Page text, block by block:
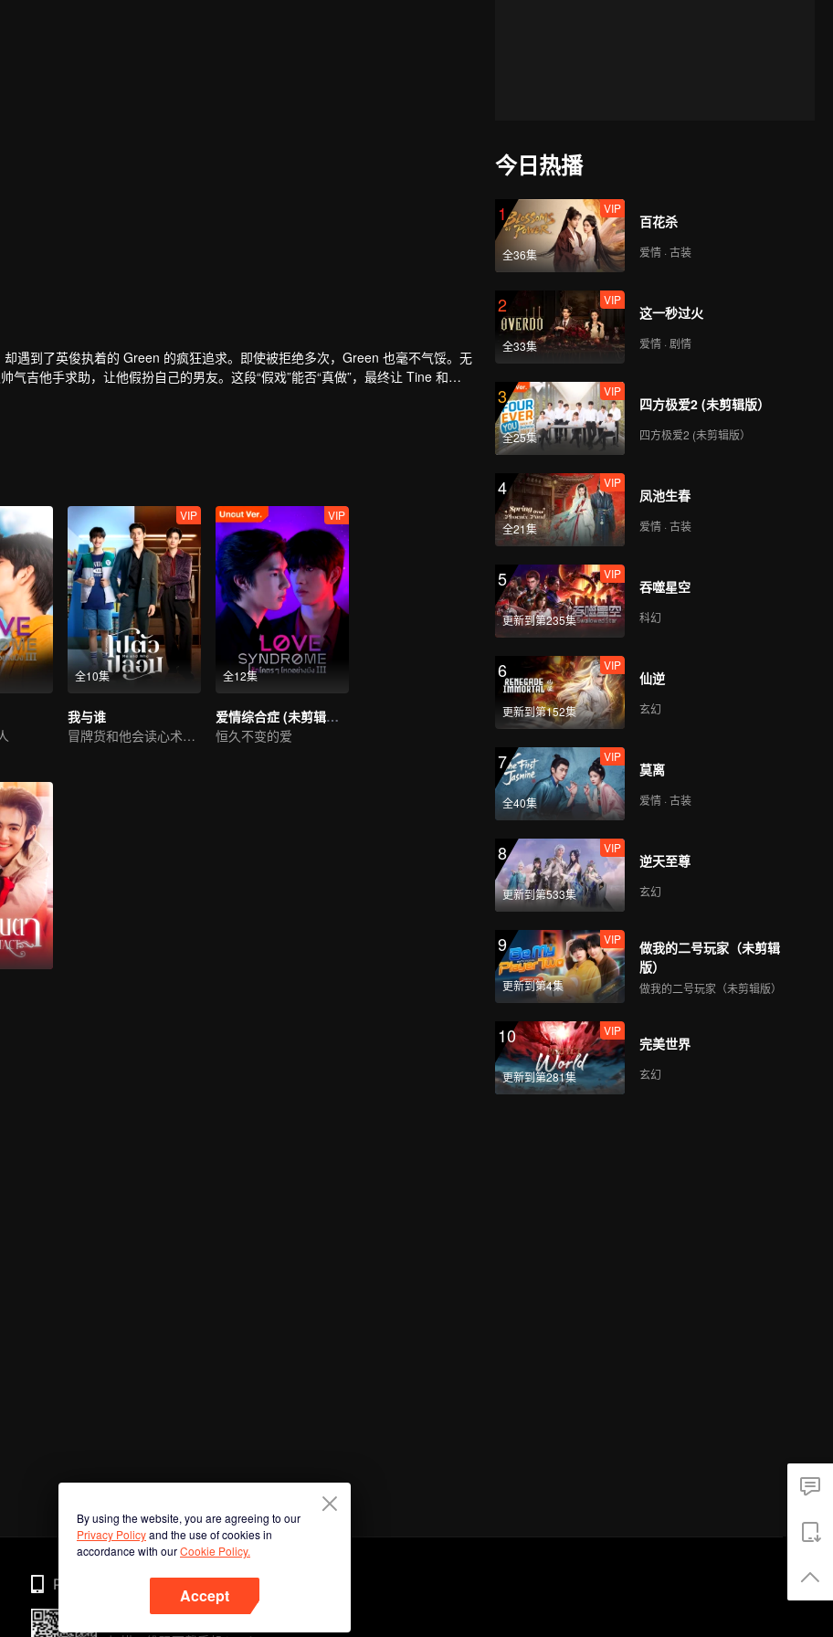
遇到了英俊执着的 Green 的疯狂追求。即使被拒绝多次，Green 也毫不气馁。无
吉他手求助，让他假扮自己的男友。这段“假戏”能否“真做”，最终让 Tine 和
全10集
VIP
我与谁
冒牌货和他会读心术的未婚夫
全12集
VIP
爱情综合症 (未剪辑版）
恒久不变的爱
今日热播
1
全36集
VIP
百花杀
爱情 · 古装
2
全33集
VIP
这一秒过火
爱情 · 剧情
3
全25集
VIP
四方极爱2 (未剪辑版）
四方极爱2 (未剪辑版）
4
全21集
VIP
凤池生春
爱情 · 古装
5
更新到第235集
VIP
吞噬星空
科幻
6
更新到第152集
VIP
仙逆
玄幻
7
全40集
VIP
莫离
爱情 · 古装
8
更新到第533集
VIP
逆天至尊
玄幻
9
更新到第4集
VIP
做我的二号玩家（未剪辑
版）
做我的二号玩家（未剪辑版）
10
更新到第281集
VIP
完美世界
玄幻
By using the website, you are agreeing to our
Privacy Policyand the use of cookies in
accordance with ourCookie Policy.
Accept
Phone